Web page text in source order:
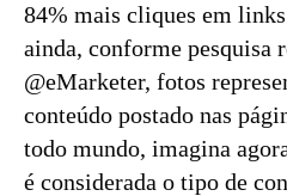
84% mais cliques em
ainda, conforme pesquisa
@eMarketer, fotos
conteúdo postado nas
todo mundo, imagina
é considerada o tipo de